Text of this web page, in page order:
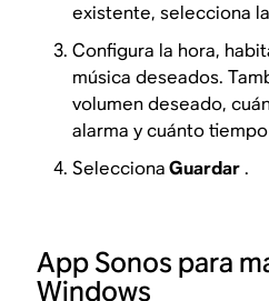
existente, selecciona
Configura la hora,
música deseados.
volumen deseado,
alarma y cuánto
SeleccionaGuardar.
App Sonos para
Windows